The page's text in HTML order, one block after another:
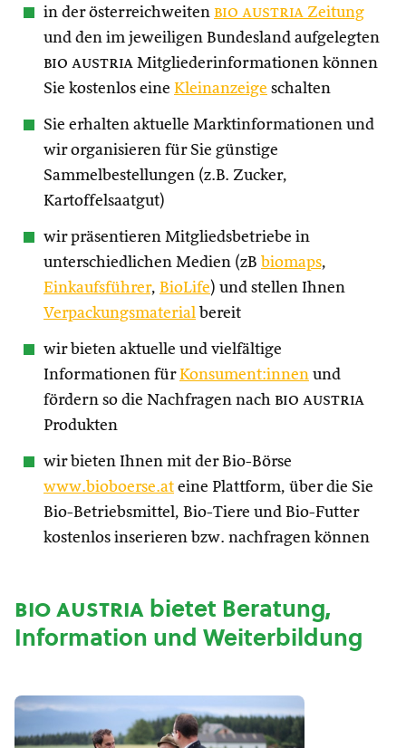
in der österreichweiten bio austria Zeitung
und den im jeweiligen Bundesland aufgelegten
bio austria Mitgliederinformationen können
Sie kostenlos eine Kleinanzeige schalten
Sie erhalten aktuelle Marktinformationen und
wir organisieren für Sie günstige
Sammelbestellungen (z.B. Zucker,
Kartoffelsaatgut)
wir präsentieren Mitgliedsbetriebe in
unterschiedlichen Medien (zB biomaps,
Einkaufsführer, BioLife) und stellen Ihnen
Verpackungsmaterial bereit
wir bieten aktuelle und vielfältige
Informationen fürKonsument:innen und
fördern so die Nachfragen nach bio austria
Produkten
wir bieten Ihnen mit der Bio-Börse
www.bioboerse.at eine Plattform, über die Sie
Bio-Betriebsmittel, Bio-Tiere und Bio-Futter
kostenlos inserieren bzw. nachfragen können
bio austriabietet Beratung,
Information und Weiterbildung